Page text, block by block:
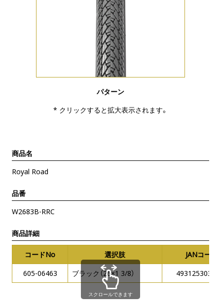
パターン
* クリックすると拡大表示されます。
商品名
Royal Road
品番
W2683B-RRC
商品詳細
コードNo 選択肢
JANコード
605-06463
ブラック（26×1 3/8）
スクロールできます